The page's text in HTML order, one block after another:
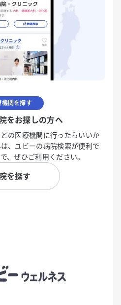
機関を探す
をお探しの方へ
の医療機関に行ったらいいか
、ユビーの病院検索が便利で
、ぜひご利用ください。
を探す